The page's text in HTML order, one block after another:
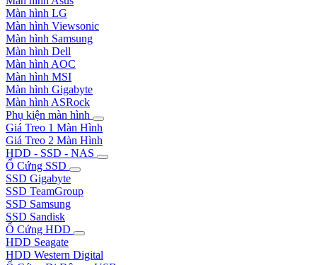
Màn hình LG
Màn hình Viewsonic
Màn hình Samsung
Màn hình Dell
Màn hình AOC
Màn hình MSI
Màn hình Gigabyte
Màn hình ASRock
Phụ kiện màn hình
Giá Treo 1 Màn Hình
Giá Treo 2 Màn Hình
HDD - SSD - NAS
Ổ Cứng SSD
SSD Gigabyte
SSD TeamGroup
SSD Samsung
SSD Sandisk
Ổ Cứng HDD
HDD Seagate
HDD Western Digital